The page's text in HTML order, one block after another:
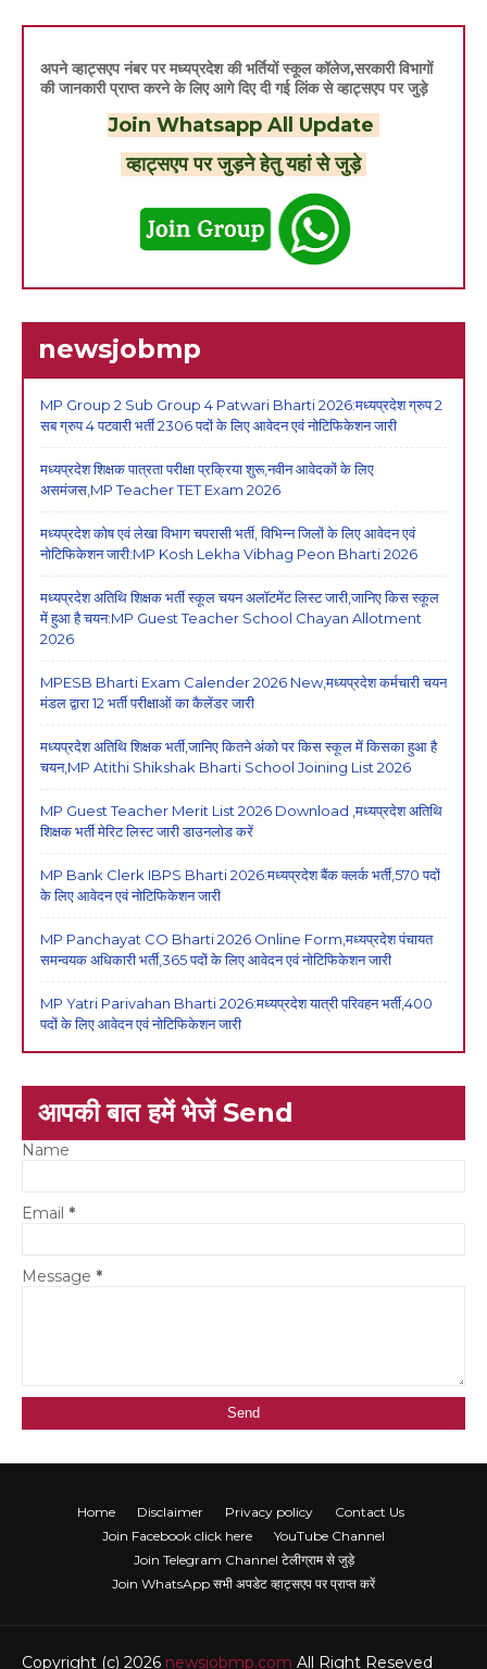
अपने व्हाट्सएप नंबर पर मध्यप्रदेश की भर्तियों स्कूल कॉलेज,सरकारी विभागों
की जानकारी प्राप्त करने के लिए आगे दिए दी गई लिंक से व्हाट्सएप पर जुड़े
Join Whatsapp All Update
व्हाट्सएप पर जुड़ने हेतु यहां से जुड़े
newsjobmp
MP Group 2 Sub Group 4 Patwari Bharti 2026:मध्यप्रदेश ग्रुप 2
सब ग्रुप 4 पटवारी भर्ती 2306 पदों के लिए आवेदन एवं नोटिफिकेशन जारी
मध्यप्रदेश शिक्षक पात्रता परीक्षा प्रक्रिया शुरू,नवीन आवेदकों के लिए
असमंजस,MP Teacher TET Exam 2026
मध्यप्रदेश कोष एवं लेखा विभाग चपरासी भर्ती, विभिन्न जिलों के लिए आवेदन एवं
नोटिफिकेशन जारी:MP Kosh Lekha Vibhag Peon Bharti 2026
मध्यप्रदेश अतिथि शिक्षक भर्ती स्कूल चयन अलॉटमेंट लिस्ट जारी,जानिए किस स्कूल
में हुआ है चयन:MP Guest Teacher School Chayan Allotment
2026
MPESB Bharti Exam Calender 2026 New,मध्यप्रदेश कर्मचारी चयन
मंडल द्वारा 12 भर्ती परीक्षाओं का कैलेंडर जारी
मध्यप्रदेश अतिथि शिक्षक भर्ती,जानिए कितने अंको पर किस स्कूल में किसका हुआ है
चयन,MP Atithi Shikshak Bharti School Joining List 2026
MP Guest Teacher Merit List 2026 Download ,मध्यप्रदेश अतिथि
शिक्षक भर्ती मेरिट लिस्ट जारी डाउनलोड करें
MP Bank Clerk IBPS Bharti 2026:मध्यप्रदेश बैंक क्लर्क भर्ती,570 पदों
के लिए आवेदन एवं नोटिफिकेशन जारी
MP Panchayat CO Bharti 2026 Online Form,मध्यप्रदेश पंचायत
समन्वयक अधिकारी भर्ती,365 पदों के लिए आवेदन एवं नोटिफिकेशन जारी
MP Yatri Parivahan Bharti 2026:मध्यप्रदेश यात्री परिवहन भर्ती,400
पदों के लिए आवेदन एवं नोटिफिकेशन जारी
आपकी बात हमें भेजें Send
Name
Email *
Message *
Home Disclaimer Privacy policy
Contact Us
Join Facebook click here
YouTube Channel
Join Telegram Channel टेलीग्राम से जुड़े
Join WhatsApp सभी अपडेट व्हाट्सएप पर प्राप्त करें
Copyright (c) 2026 newsjobmp.com All Right Reseved